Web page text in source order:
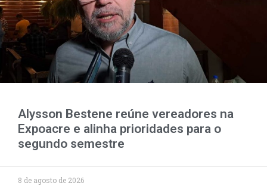
Alysson Bestene reúne vereadores na
Expoacre e alinha prioridades para o
segundo semestre
8 de agosto de 2026